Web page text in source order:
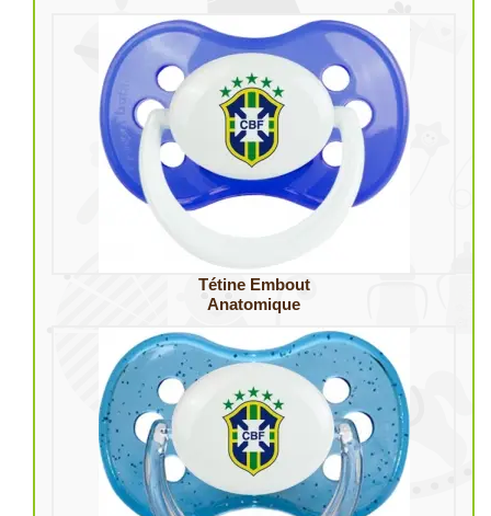
Tétine Embout
Anatomique